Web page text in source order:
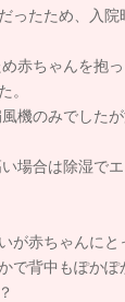
ったため、入
赤ちゃんを抱
。
機のみでした
場合は除湿で
が赤ちゃんに
で背中もぽか